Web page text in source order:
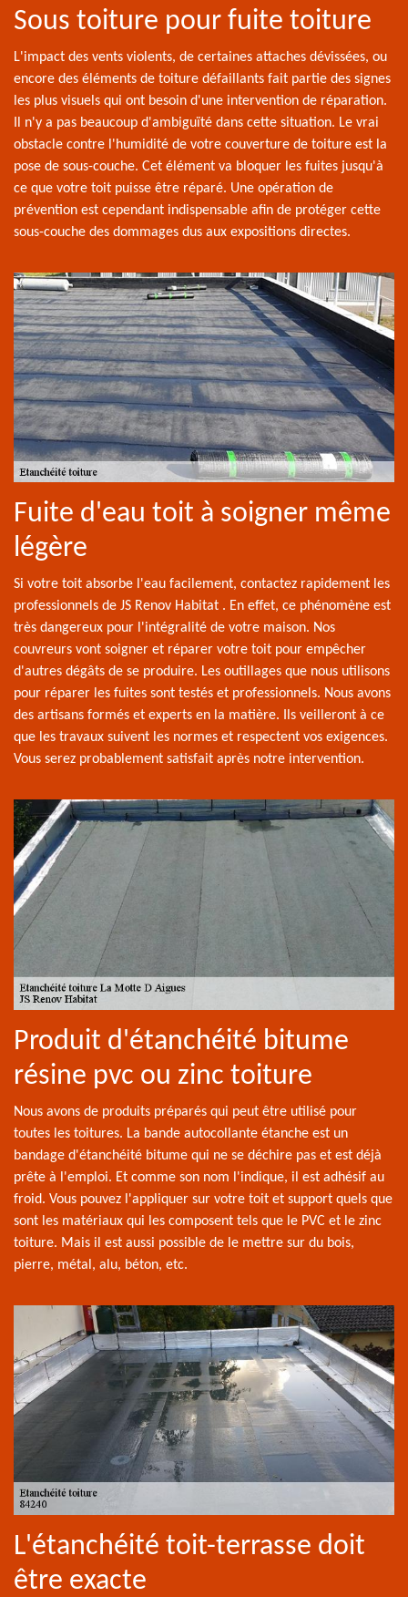
Sous toiture pour fuite toiture
L'impact des vents violents, de certaines attaches dévissées, ou
encore des éléments de toiture défaillants fait partie des signes
les plus visuels qui ont besoin d'une intervention de réparation.
Il n'y a pas beaucoup d'ambiguïté dans cette situation. Le vrai
obstacle contre l'humidité de votre couverture de toiture est la
pose de sous-couche. Cet élément va bloquer les fuites jusqu'à
ce que votre toit puisse être réparé. Une opération de
prévention est cependant indispensable afin de protéger cette
sous-couche des dommages dus aux expositions directes.
Fuite d'eau toit à soigner même
légère
Si votre toit absorbe l'eau facilement, contactez rapidement les
professionnels de JS Renov Habitat . En effet, ce phénomène est
très dangereux pour l'intégralité de votre maison. Nos
couvreurs vont soigner et réparer votre toit pour empêcher
d'autres dégâts de se produire. Les outillages que nous utilisons
pour réparer les fuites sont testés et professionnels. Nous avons
des artisans formés et experts en la matière. Ils veilleront à ce
que les travaux suivent les normes et respectent vos exigences.
Vous serez probablement satisfait après notre intervention.
Produit d'étanchéité bitume
résine pvc ou zinc toiture
Nous avons de produits préparés qui peut être utilisé pour
toutes les toitures. La bande autocollante étanche est un
bandage d'étanchéité bitume qui ne se déchire pas et est déjà
prête à l'emploi. Et comme son nom l'indique, il est adhésif au
froid. Vous pouvez l'appliquer sur votre toit et support quels que
sont les matériaux qui les composent tels que le PVC et le zinc
toiture. Mais il est aussi possible de le mettre sur du bois,
pierre, métal, alu, béton, etc.
L'étanchéité toit-terrasse doit
être exacte